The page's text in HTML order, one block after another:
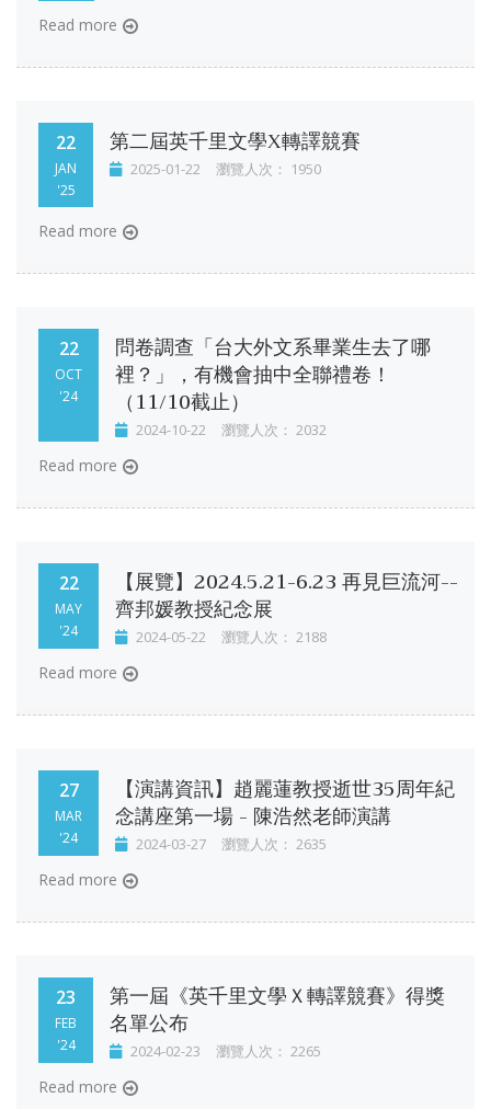
Read more
22
JAN
'25
第二屆英千里文學X轉譯競賽
2025-01-22 瀏覽人次： 1950
Read more
22
OCT
'24
問卷調查「台大外文系畢業生去了哪
裡？」，有機會抽中全聯禮卷！
（11/10截止）
2024-10-22 瀏覽人次： 2032
Read more
22
MAY
'24
【展覽】2024.5.21-6.23 再見巨流河--
齊邦媛教授紀念展
2024-05-22 瀏覽人次： 2188
Read more
27
MAR
'24
【演講資訊】趙麗蓮教授逝世35周年紀
念講座第一場 - 陳浩然老師演講
2024-03-27 瀏覽人次： 2635
Read more
23
FEB
'24
第一屆《英千里文學Ｘ轉譯競賽》得獎
名單公布
2024-02-23 瀏覽人次： 2265
Read more